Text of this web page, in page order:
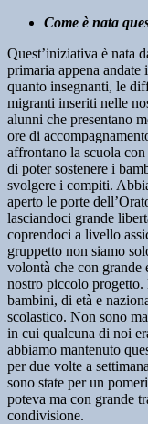
Come è nata
Quest’iniziativa è nata
primaria appena
quanto insegnanti, le
migranti inseriti nelle
alunni che presentano
ore di
affrontano la scuola
di poter sostenere i
svolgere i compiti.
aperto le porte
lasciandoci grande
coprendoci a livello
gruppetto non siamo
volontà che con grande
nostro piccolo progetto.
bambini, di età e
scolastico. Non sono
in cui qualcuna di noi
abbiamo mantenuto
per due volte a
sono state per un
poteva ma con grande
condivisione.